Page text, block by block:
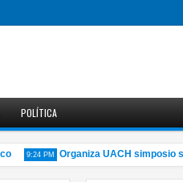
POLÍTICA
9:24 PM Organiza UACH simposio